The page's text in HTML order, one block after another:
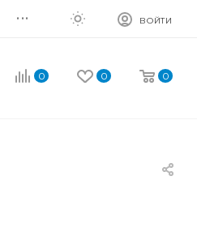
... ВОЙТИ
0 0 0